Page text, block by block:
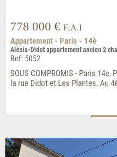
778 000 € F.A.I
Appartement - Paris - 14è
Alésia-Didot appartement ancien 2
Ref: 5052
SOUS COMPROMIS - Paris 14e,
la rue Didot et Les Plantes. Au